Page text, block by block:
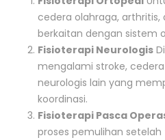
cedera olahraga, arthritis,
berkaitan dengan sistem
Fisioterapi Neurologis
mengalami stroke,
neurologis lain yang
koordinasi.
Fisioterapi Pasca
proses pemulihan